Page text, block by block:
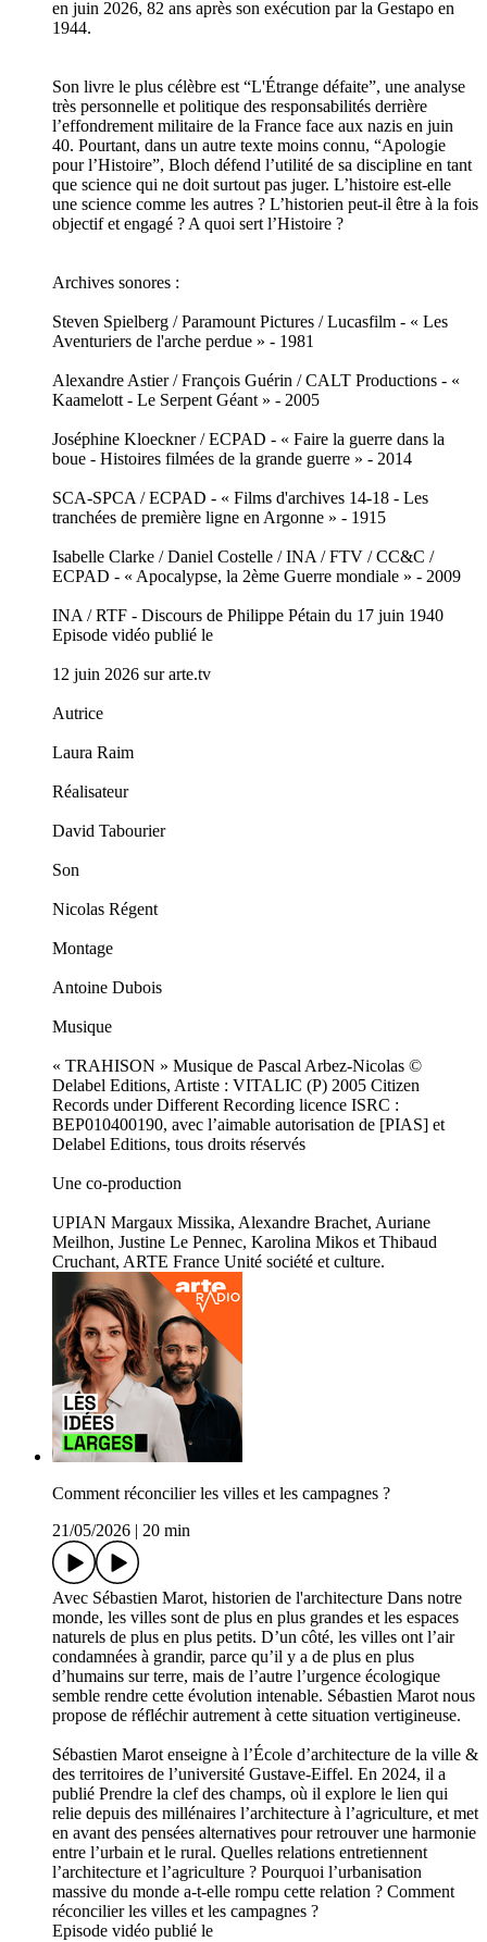
en juin 2026, 82 ans après son exécution par la Gestapo en
1944.
Son livre le plus célèbre est “L'Étrange défaite”, une analyse
très personnelle et politique des responsabilités derrière
l’effondrement militaire de la France face aux nazis en juin
40. Pourtant, dans un autre texte moins connu, “Apologie
pour l’Histoire”, Bloch défend l’utilité de sa discipline en tant
que science qui ne doit surtout pas juger. L’histoire est-elle
une science comme les autres ? L’historien peut-il être à la fois
objectif et engagé ? A quoi sert l’Histoire ?
Archives sonores :
Steven Spielberg / Paramount Pictures / Lucasfilm - « Les
Aventuriers de l'arche perdue » - 1981
Alexandre Astier / François Guérin / CALT Productions - «
Kaamelott - Le Serpent Géant » - 2005
Joséphine Kloeckner / ECPAD - « Faire la guerre dans la
boue - Histoires filmées de la grande guerre » - 2014
SCA-SPCA / ECPAD - « Films d'archives 14-18 - Les
tranchées de première ligne en Argonne » - 1915
Isabelle Clarke / Daniel Costelle / INA / FTV / CC&C /
ECPAD - « Apocalypse, la 2ème Guerre mondiale » - 2009
INA / RTF - Discours de Philippe Pétain du 17 juin 1940
Episode vidéo publié le
12 juin 2026 sur arte.tv
Autrice
Laura Raim
Réalisateur
David Tabourier
Son
Nicolas Régent
Montage
Antoine Dubois
Musique
« TRAHISON » Musique de Pascal Arbez-Nicolas ©
Delabel Editions, Artiste : VITALIC (P) 2005 Citizen
Records under Different Recording licence ISRC :
BEP010400190, avec l’aimable autorisation de [PIAS] et
Delabel Editions, tous droits réservés
Une co-production
UPIAN Margaux Missika, Alexandre Brachet, Auriane
Meilhon, Justine Le Pennec, Karolina Mikos et Thibaud
Cruchant, ARTE France Unité société et culture.
Comment réconcilier les villes et les campagnes ?
21/05/2026
20 min
Avec Sébastien Marot, historien de l'architecture Dans notre
monde, les villes sont de plus en plus grandes et les espaces
naturels de plus en plus petits. D’un côté, les villes ont l’air
condamnées à grandir, parce qu’il y a de plus en plus
d’humains sur terre, mais de l’autre l’urgence écologique
semble rendre cette évolution intenable. Sébastien Marot nous
propose de réfléchir autrement à cette situation vertigineuse.
Sébastien Marot enseigne à l’École d’architecture de la ville &
des territoires de l’université Gustave-Eiffel. En 2024, il a
publié Prendre la clef des champs, où il explore le lien qui
relie depuis des millénaires l’architecture à l’agriculture, et met
en avant des pensées alternatives pour retrouver une harmonie
entre l’urbain et le rural. Quelles relations entretiennent
l’architecture et l’agriculture ? Pourquoi l’urbanisation
massive du monde a-t-elle rompu cette relation ? Comment
réconcilier les villes et les campagnes ?
Episode vidéo publié le